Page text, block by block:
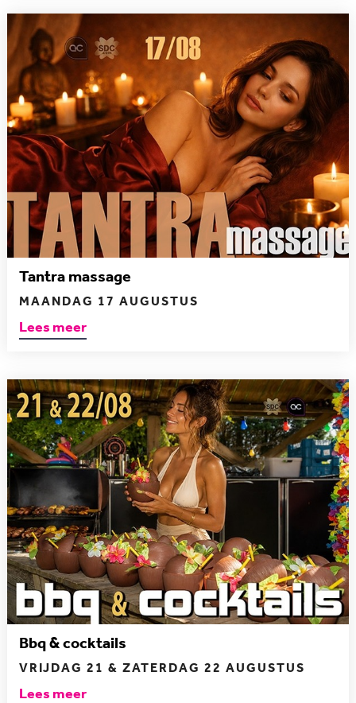
Tantra massage
MAANDAG 17 AUGUSTUS
Lees meer
Bbq & cocktails
VRIJDAG 21 & ZATERDAG 22 AUGUSTUS
Lees meer